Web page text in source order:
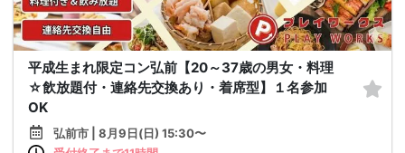
平成生まれ限定コン弘前【20～37歳の男女・料理
☆飲放題付・連絡先交換あり・着席型】１名参加
OK
弘前市 | 8月9日(日) 15:30〜